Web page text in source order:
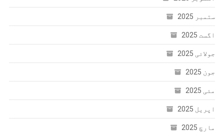
ستمبر 2025
اگست 2025
جولائی 2025
جون 2025
مئی 2025
اپریل 2025
مارچ 2025